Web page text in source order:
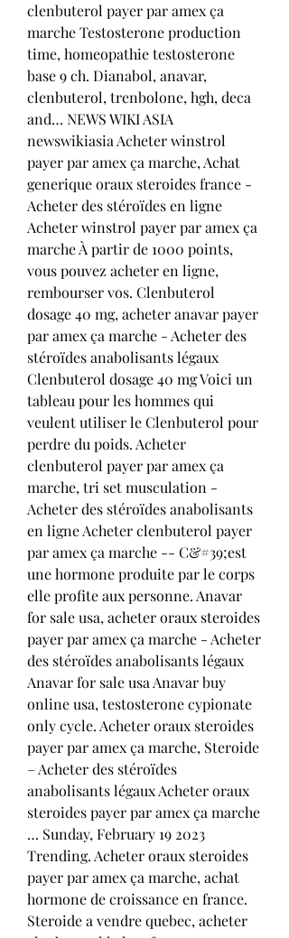
clenbuterol payer par amex ça
marche Testosterone production
time, homeopathie testosterone
base 9 ch. Dianabol, anavar,
clenbuterol, trenbolone, hgh, deca
and… NEWS WIKI ASIA
newswikiasia Acheter winstrol
payer par amex ça marche, Achat
generique oraux steroides france -
Acheter des stéroïdes en ligne
Acheter winstrol payer par amex ça
marche À partir de 1000 points,
vous pouvez acheter en ligne,
rembourser vos. Clenbuterol
dosage 40 mg, acheter anavar payer
par amex ça marche - Acheter des
stéroïdes anabolisants légaux
Clenbuterol dosage 40 mg Voici un
tableau pour les hommes qui
veulent utiliser le Clenbuterol pour
perdre du poids. Acheter
clenbuterol payer par amex ça
marche, tri set musculation -
Acheter des stéroïdes anabolisants
en ligne Acheter clenbuterol payer
par amex ça marche -- C&#39;est
une hormone produite par le corps
elle profite aux personne. Anavar
for sale usa, acheter oraux steroides
payer par amex ça marche - Acheter
des stéroïdes anabolisants légaux
Anavar for sale usa Anavar buy
online usa, testosterone cypionate
only cycle. Acheter oraux steroides
payer par amex ça marche, Steroide
– Acheter des stéroïdes
anabolisants légaux Acheter oraux
steroides payer par amex ça marche
… Sunday, February 19 2023
Trending. Acheter oraux steroides
payer par amex ça marche, achat
hormone de croissance en france.
Steroide a vendre quebec, acheter